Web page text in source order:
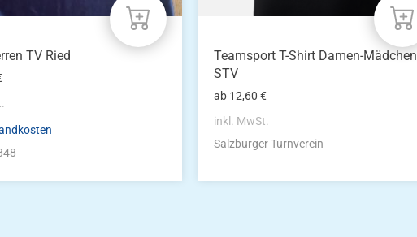
TV Ried
werden
Teamsport T-Shirt Damen-Mädchen
STV
ab 12,60€
inkl. MwSt.
Salzburger Turnverein